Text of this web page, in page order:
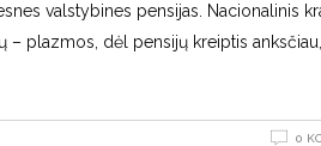
valstybines pensijas. Nacionalinis
plazmos, dėl pensijų kreiptis
0